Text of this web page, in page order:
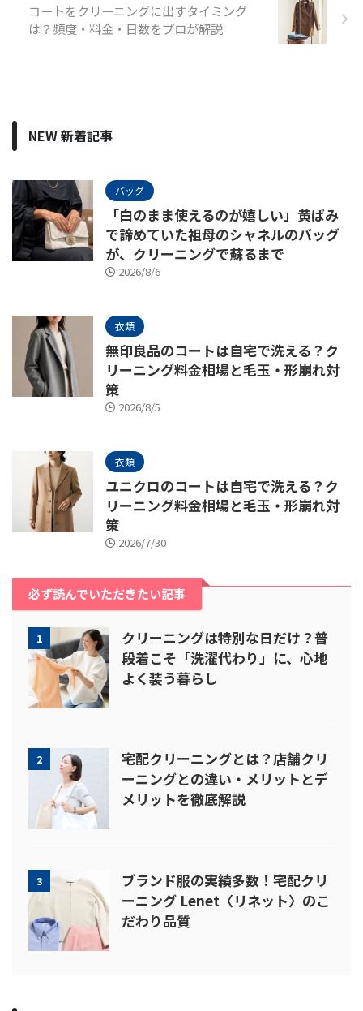
コートをクリーニングに出すタイミング
は？頻度・料金・日数をプロが解説
NEW 新着記事
バッグ
「白のまま使えるのが嬉しい」黄ばみ
で諦めていた祖母のシャネルのバッグ
が、クリーニングで蘇るまで
2026/8/6
衣類
無印良品のコートは自宅で洗える？ク
リーニング料金相場と毛玉・形崩れ対
策
2026/8/5
衣類
ユニクロのコートは自宅で洗える？ク
リーニング料金相場と毛玉・形崩れ対
策
2026/7/30
必ず読んでいただきたい記事
1
クリーニングは特別な日だけ？普
段着こそ「洗濯代わり」に、心地
よく装う暮らし
2
宅配クリーニングとは？店舗クリ
ーニングとの違い・メリットとデ
メリットを徹底解説
3
ブランド服の実績多数！宅配クリ
ーニング Lenet〈リネット〉のこ
だわり品質